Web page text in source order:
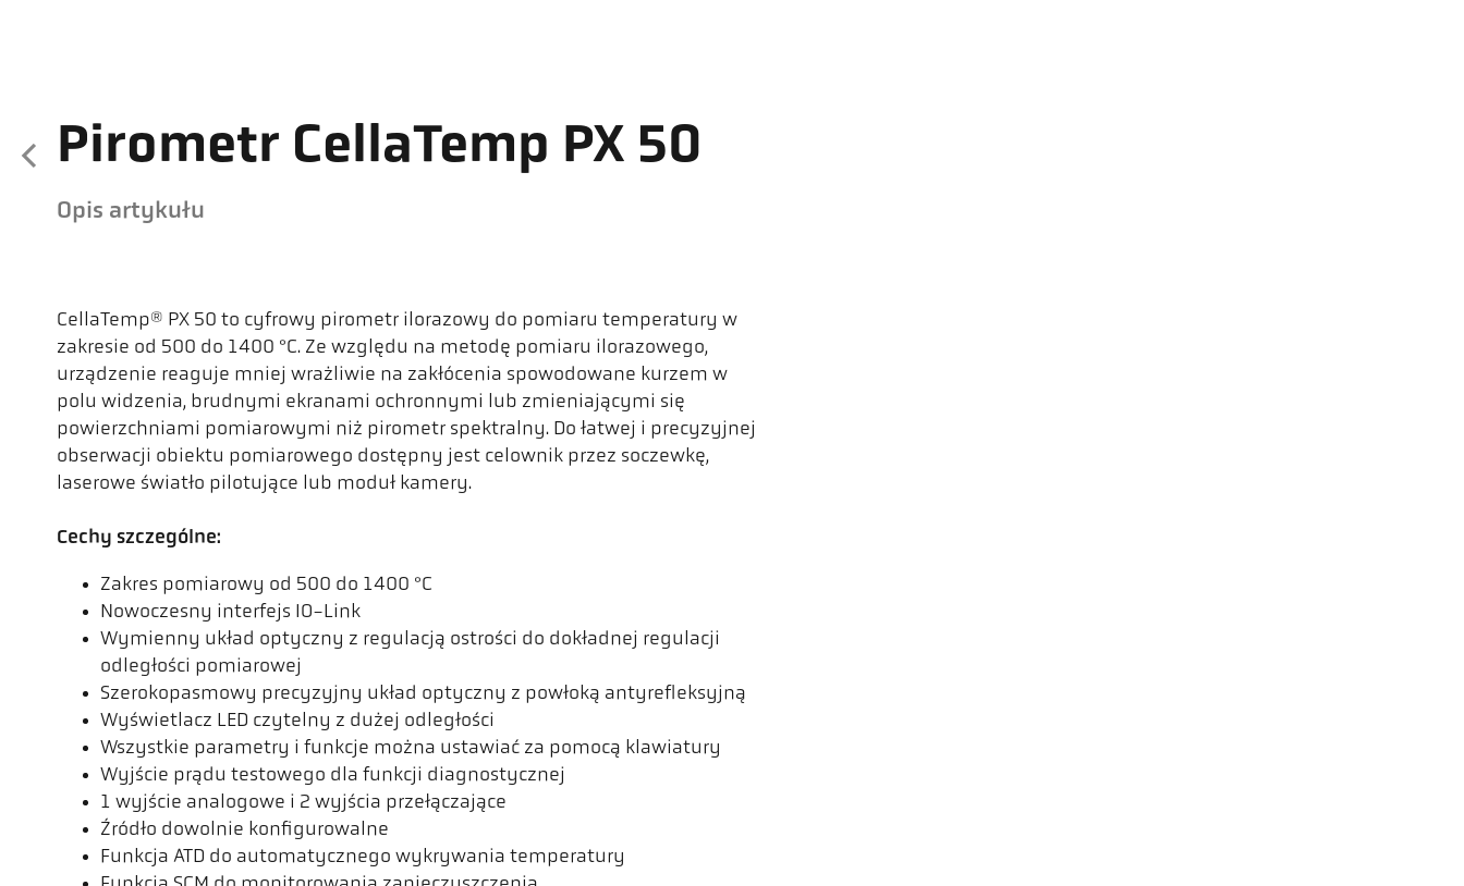
Pirometr CellaTemp PX 50
Opis artykułu
CellaTemp® PX 50 to cyfrowy pirometr ilorazowy do pomiaru temperatury w
zakresie od 500 do 1400 °C. Ze względu na metodę pomiaru ilorazowego,
urządzenie reaguje mniej wrażliwie na zakłócenia spowodowane kurzem w
polu widzenia, brudnymi ekranami ochronnymi lub zmieniającymi się
powierzchniami pomiarowymi niż pirometr spektralny. Do łatwej i precyzyjnej
obserwacji obiektu pomiarowego dostępny jest celownik przez soczewkę,
laserowe światło pilotujące lub moduł kamery.
Cechy szczególne:
Zakres pomiarowy od 500 do 1400 °C
Nowoczesny interfejs IO-Link
Wymienny układ optyczny z regulacją ostrości do dokładnej regulacji
odległości pomiarowej
Szerokopasmowy precyzyjny układ optyczny z powłoką antyrefleksyjną
Wyświetlacz LED czytelny z dużej odległości
Wszystkie parametry i funkcje można ustawiać za pomocą klawiatury
Wyjście prądu testowego dla funkcji diagnostycznej
1 wyjście analogowe i 2 wyjścia przełączające
Źródło dowolnie konfigurowalne
Funkcja ATD do automatycznego wykrywania temperatury